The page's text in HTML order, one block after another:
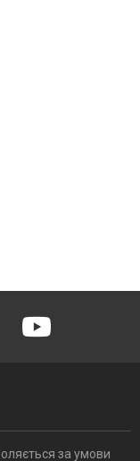
за умови